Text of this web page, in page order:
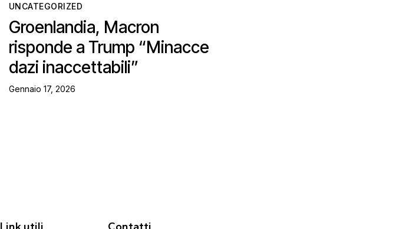
UNCATEGORIZED
Groenlandia, Macron
risponde a Trump “Minacce
dazi inaccettabili”
Gennaio 17, 2026
Link utili Contatti